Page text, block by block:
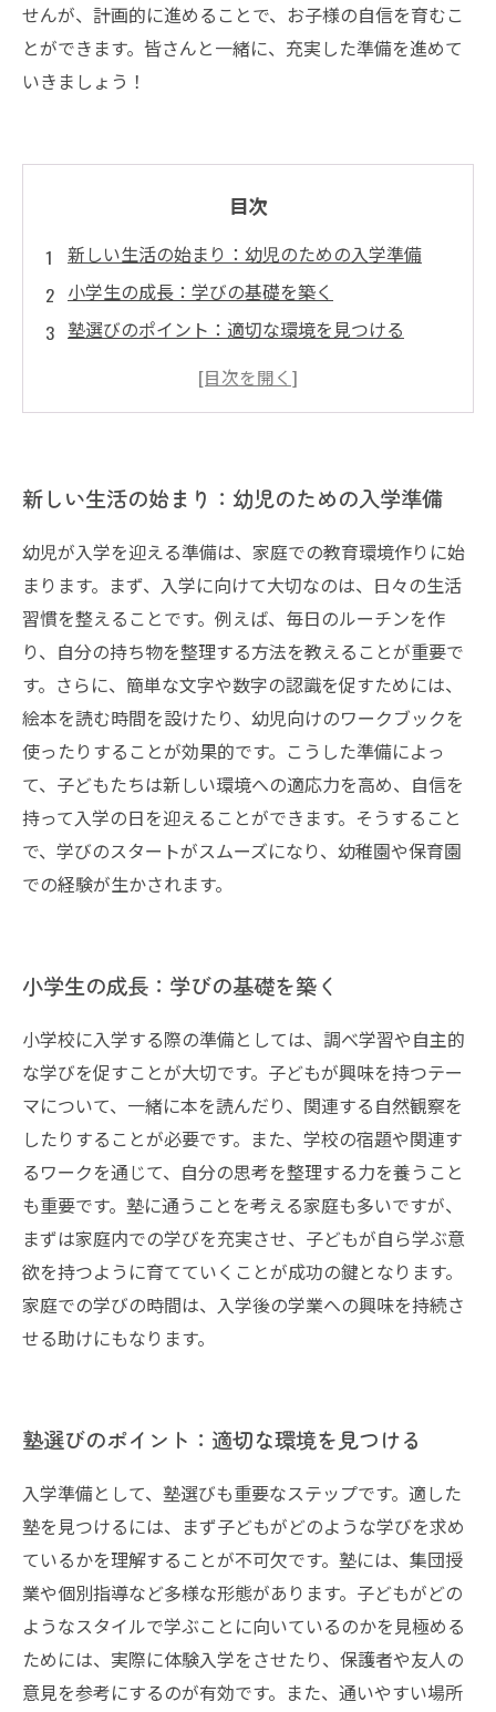
せんが、計画的に進めることで、お子様の自信を育むこ
とができます。皆さんと一緒に、充実した準備を進めて
いきましょう！
目次
新しい生活の始まり：幼児のための入学準備
小学生の成長：学びの基礎を築く
塾選びのポイント：適切な環境を見つける
持続可能な学びの方法：親子で育むコミュニケ
新しい生活の始まり：幼児のための入学準備
幼児が入学を迎える準備は、家庭での教育環境作りに始
まります。まず、入学に向けて大切なのは、日々の生活
習慣を整えることです。例えば、毎日のルーチンを作
り、自分の持ち物を整理する方法を教えることが重要で
す。さらに、簡単な文字や数字の認識を促すためには、
絵本を読む時間を設けたり、幼児向けのワークブックを
使ったりすることが効果的です。こうした準備によっ
て、子どもたちは新しい環境への適応力を高め、自信を
持って入学の日を迎えることができます。そうすること
で、学びのスタートがスムーズになり、幼稚園や保育園
での経験が生かされます。
小学生の成長：学びの基礎を築く
小学校に入学する際の準備としては、調べ学習や自主的
な学びを促すことが大切です。子どもが興味を持つテー
マについて、一緒に本を読んだり、関連する自然観察を
したりすることが必要です。また、学校の宿題や関連す
るワークを通じて、自分の思考を整理する力を養うこと
も重要です。塾に通うことを考える家庭も多いですが、
まずは家庭内での学びを充実させ、子どもが自ら学ぶ意
欲を持つように育てていくことが成功の鍵となります。
家庭での学びの時間は、入学後の学業への興味を持続さ
せる助けにもなります。
塾選びのポイント：適切な環境を見つける
入学準備として、塾選びも重要なステップです。適した
塾を見つけるには、まず子どもがどのような学びを求め
ているかを理解することが不可欠です。塾には、集団授
業や個別指導など多様な形態があります。子どもがどの
ようなスタイルで学ぶことに向いているのかを見極める
ためには、実際に体験入学をさせたり、保護者や友人の
意見を参考にするのが有効です。また、通いやすい場所